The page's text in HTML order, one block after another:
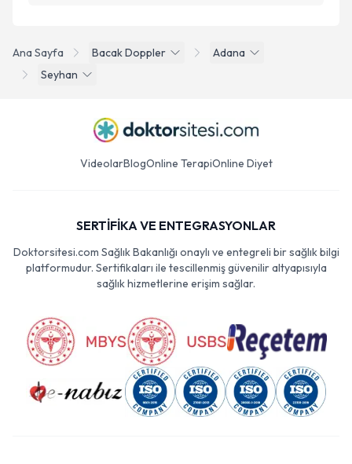
Ana Sayfa Bacak Doppler
Adana
Seyhan
VideolarBlogOnline TerapiOnline Diyet
SERTİFİKA VE ENTEGRASYONLAR
Doktorsitesi.com Sağlık Bakanlığı onaylı ve entegreli bir sağlık bilgi
platformudur. Sertifikaları ile tescillenmiş güvenilir altyapısıyla
sağlık hizmetlerine erişim sağlar.